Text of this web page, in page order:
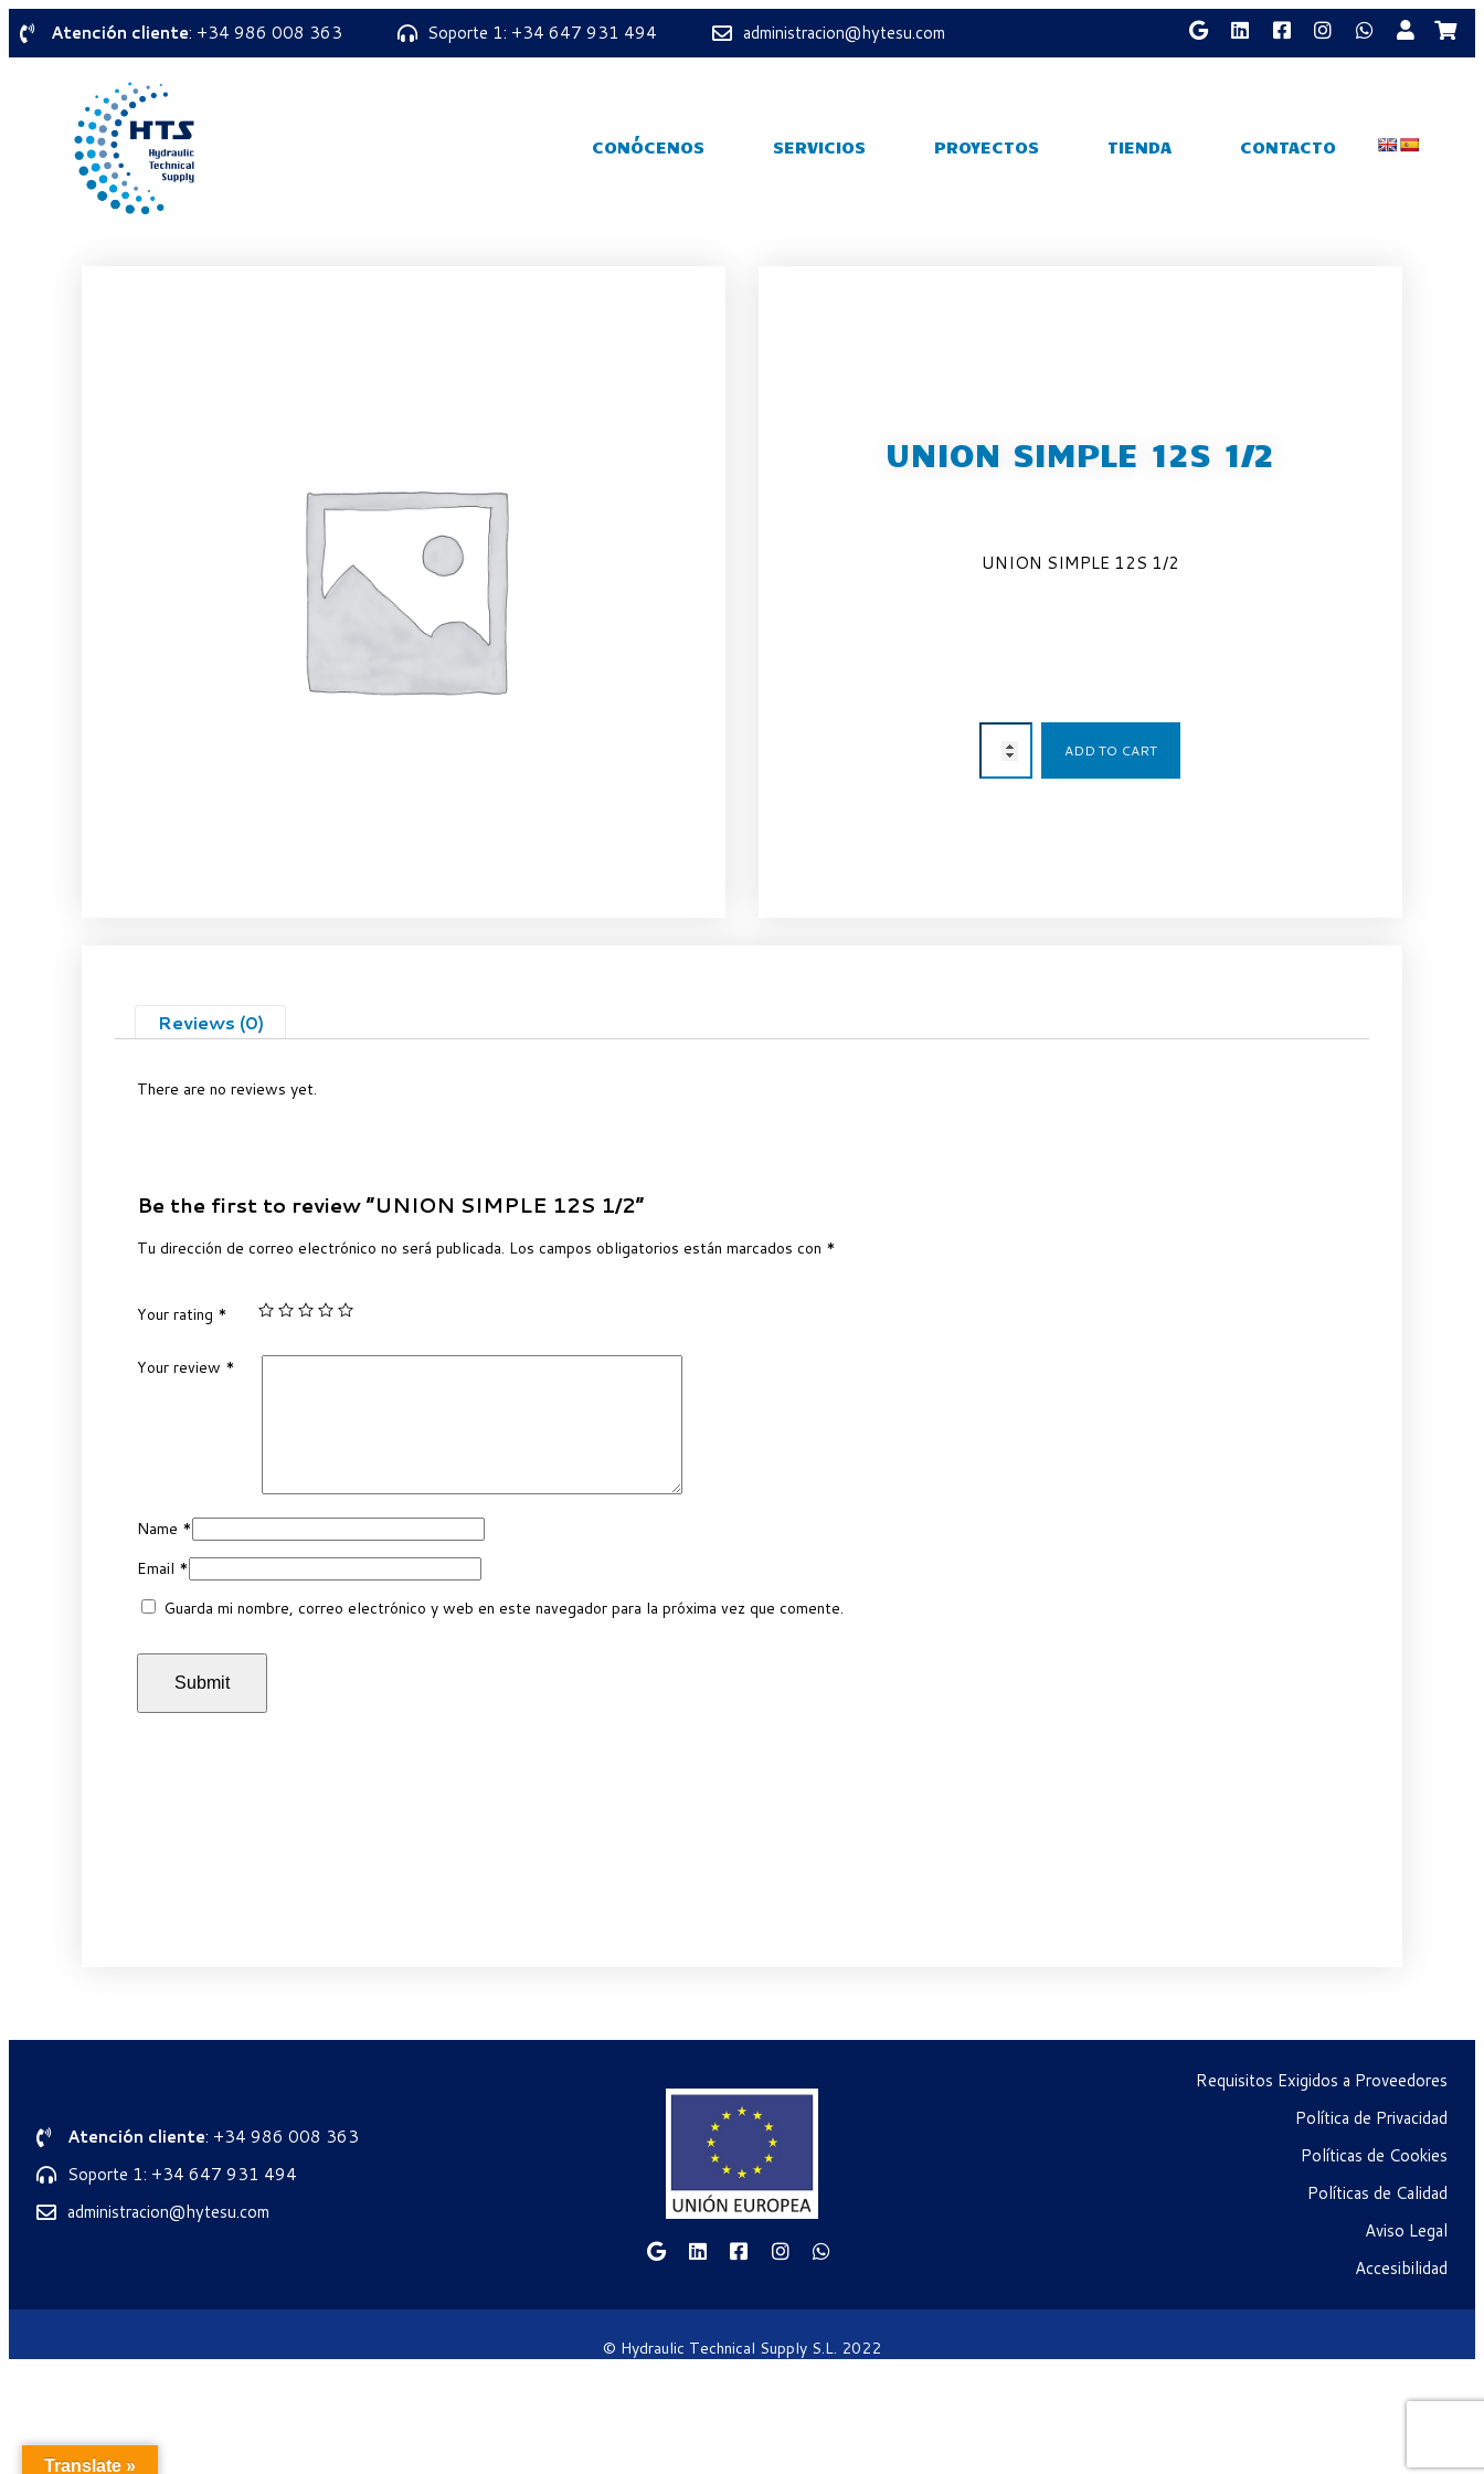
Atención cliente: +34 986 008 363 Soporte 1: +34 647 931 494 administracion@hytesu.com
CONÓCENOS SERVICIOS PROYECTOS TIENDA CONTACTO
UNION SIMPLE 12S 1/2
UNION SIMPLE 12S 1/2
ADD TO CART
Reviews (0)
There are no reviews yet.
Be the first to review “UNION SIMPLE 12S 1/2”
Tu dirección de correo electrónico no será publicada. Los campos obligatorios están marcados con *
Your rating *
Your review *
Name *
Email *
Guarda mi nombre, correo electrónico y web en este navegador para la próxima vez que comente.
Atención cliente: +34 986 008 363
Soporte 1: +34 647 931 494
administracion@hytesu.com
Requisitos Exigidos a Proveedores
Política de Privacidad
Políticas de Cookies
Políticas de Calidad
Aviso Legal
Accesibilidad
© Hydraulic Technical Supply S.L. 2022
Translate »